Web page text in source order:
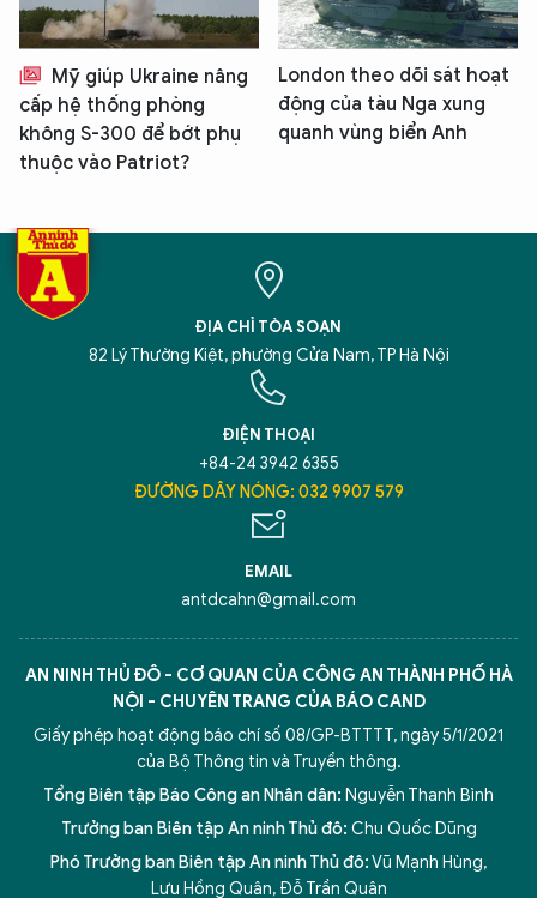
Mỹ giúp Ukraine nâng
cấp hệ thống phòng
không S-300 để bớt phụ
thuộc vào Patriot?
London theo dõi sát hoạt
động của tàu Nga xung
quanh vùng biển Anh
ĐỊA CHỈ TÒA SOẠN
82 Lý Thường Kiệt, phường Cửa Nam, TP Hà Nội
ĐIỆN THOẠI
+84-24 3942 6355
ĐƯỜNG DÂY NÓNG: 032 9907 579
EMAIL
antdcahn@gmail.com
AN NINH THỦ ĐÔ - CƠ QUAN CỦA CÔNG AN THÀNH PHỐ HÀ
NỘI - CHUYÊN TRANG CỦA BÁO CAND
Giấy phép hoạt động báo chí số 08/GP-BTTTT, ngày 5/1/2021
của Bộ Thông tin và Truyền thông.
Tổng Biên tập Báo Công an Nhân dân: Nguyễn Thanh Bình
Trưởng ban Biên tập An ninh Thủ đô: Chu Quốc Dũng
Phó Trưởng ban Biên tập An ninh Thủ đô:Vũ Mạnh Hùng,
Lưu Hồng Quân, Đỗ Trần Quân